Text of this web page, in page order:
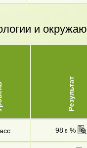
и
Результат
98 ,8 %